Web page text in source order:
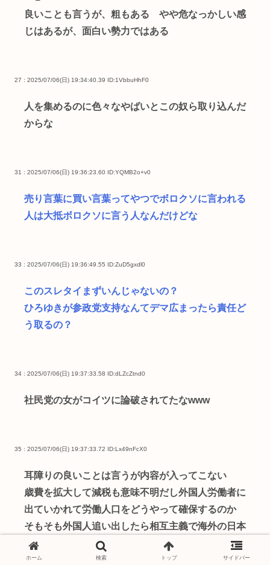
良いことも言うが、粗もある やや危なっかしい感
じはあるが、面白い勢力ではある
27 : 2025/07/06(日) 19:34:40.39 ID:1VbbuHhF0
人を集めるのに色々なやばいとこの奴ら取り込んだ
からな
31 : 2025/07/06(日) 19:36:23.60 ID:YQMB2o+v0
売り言葉に買い言葉ってやつでボロクソに言われる
人は大抵ボロクソに言う人なんだけどな
33 : 2025/07/06(日) 19:36:49.55 ID:ZuD5gxdl0
このスレタイまずいんじゃないの？
ひろゆきが参政党支持なんてデマ広まったら責任ど
う取るの？
34 : 2025/07/06(日) 19:37:33.58 ID:dLZcZtnd0
社民党の女がコイツに論破されてたなwww
35 : 2025/07/06(日) 19:37:33.72 ID:Lx49nFcX0
耳障りの良いことは言うが内容が入ってこない
歳費を拡大して減税も意味不明だし外国人労働者に
出ていかれて労働人口をどうやって確保するのか
そもそも外国人追い出したら相互主義で海外の日本
人労働者の追い出されるかも知れないのにどうすん
のかね
ホーム 検索 トップ サイドバー